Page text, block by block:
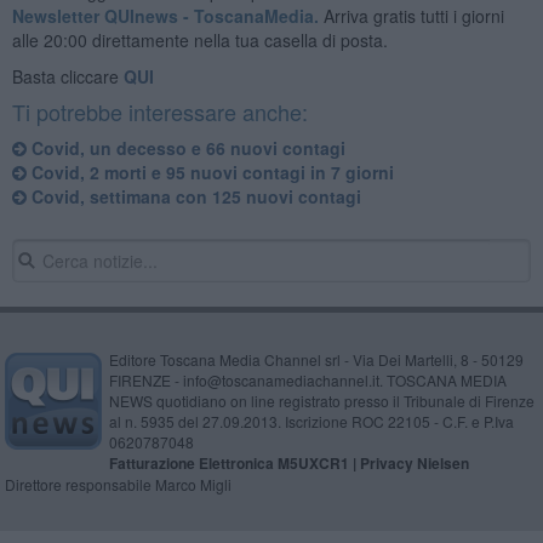
Newsletter QUInews - ToscanaMedia. Arriva gratis tutti i giorni
alle 20:00 direttamente nella tua casella di posta.
Basta cliccare QUI
Ti potrebbe interessare anche:
Covid, un decesso e 66 nuovi contagi
Covid, 2 morti e 95 nuovi contagi in 7 giorni
Covid, settimana con 125 nuovi contagi
Editore Toscana Media Channel srl - Via Dei Martelli, 8 - 50129
FIRENZE - info@toscanamediachannel.it. TOSCANA MEDIA
NEWS quotidiano on line registrato presso il Tribunale di Firenze
al n. 5935 del 27.09.2013. Iscrizione ROC 22105 - C.F. e P.Iva
0620787048
Fatturazione Elettronica M5UXCR1 | Privacy Nielsen
Direttore responsabile Marco Migli